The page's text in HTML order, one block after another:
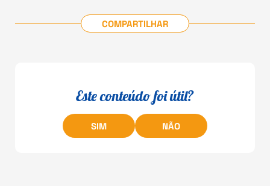
COMPARTILHAR
Este conteúdo foi útil?
SIM NÃO